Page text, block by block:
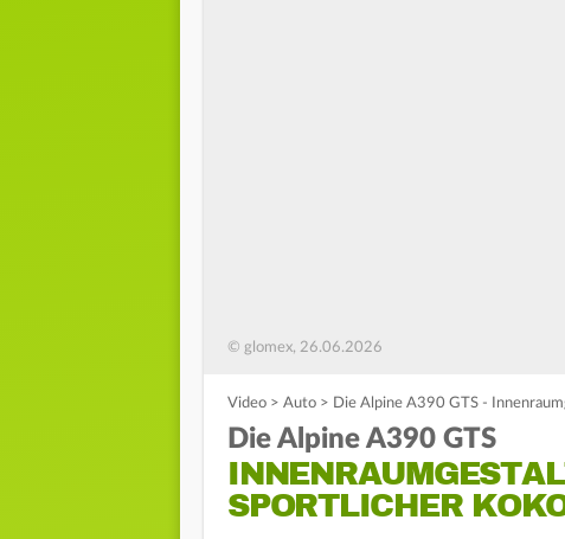
© glomex, 26.06.2026
Video > Auto > Die Alpine A390 GTS -
Die Alpine A390 GTS
SPORTLICHER